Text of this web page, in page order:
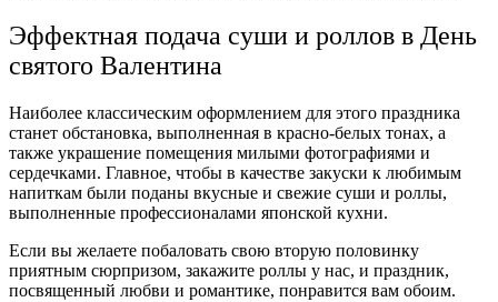
Эффектная подача суши и роллов в День
святого Валентина
Наиболее классическим оформлением для этого праздника
станет обстановка, выполненная в красно-белых тонах, а
также украшение помещения милыми фотографиями и
сердечками. Главное, чтобы в качестве закуски к любимым
напиткам были поданы вкусные и свежие суши и роллы,
выполненные профессионалами японской кухни.
Если вы желаете побаловать свою вторую половинку
приятным сюрпризом, закажите роллы у нас, и праздник,
посвященный любви и романтике, понравится вам обоим.